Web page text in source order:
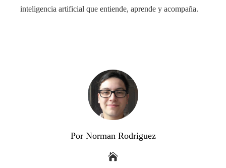
inteligencia artificial que entiende, aprende y acompaña.
Por Norman Rodriguez